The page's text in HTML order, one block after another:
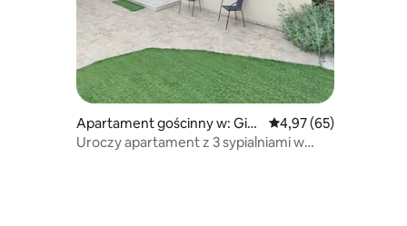
Apartament gościnny w: Giva
t Brenner
Średnia ocena: 4,97
4,97 (65)
Uroczy apartament z 3 sypialniami w